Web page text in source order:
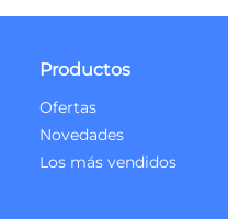
Productos
Ofertas
Novedades
Los más vendidos